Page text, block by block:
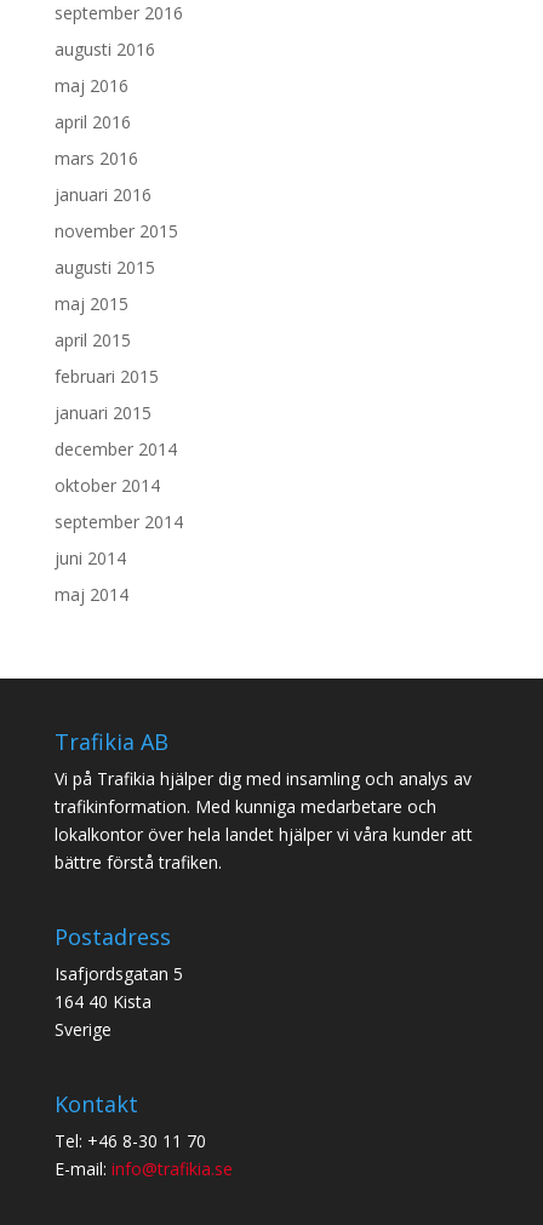
september 2016
augusti 2016
maj 2016
april 2016
mars 2016
januari 2016
november 2015
augusti 2015
maj 2015
april 2015
februari 2015
januari 2015
december 2014
oktober 2014
september 2014
juni 2014
maj 2014
Trafikia AB
Vi på Trafikia hjälper dig med insamling och analys av
trafikinformation. Med kunniga medarbetare och
lokalkontor över hela landet hjälper vi våra kunder att
bättre förstå trafiken.
Postadress
Isafjordsgatan 5
164 40 Kista
Sverige
Kontakt
Tel: +46 8-30 11 70
E-mail: info@trafikia.se